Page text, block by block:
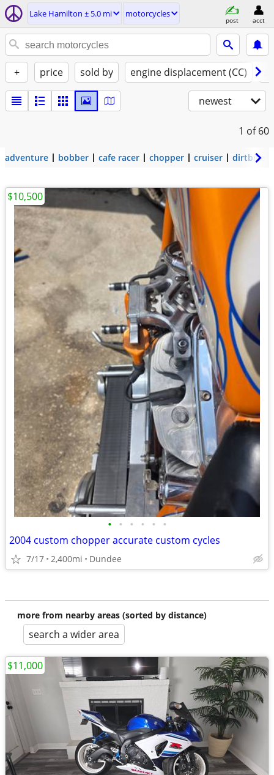
Lake Hamilton ± 5.0 mi motorcycles
post acct
+ price sold by engine displacement (CC)
newest
1 of 60
adventure bobber cafe racer chopper cruiser dirtbike
• • • • • •
2004 custom chopper accurate custom cycles
7/17 2,400mi Dundee
$10,500
more from nearby areas (sorted by distance)
search a wider area
$11,000